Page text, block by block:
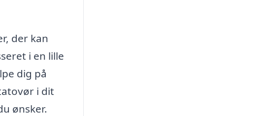
der kan
i en lille
dig på
i dit
ønsker.